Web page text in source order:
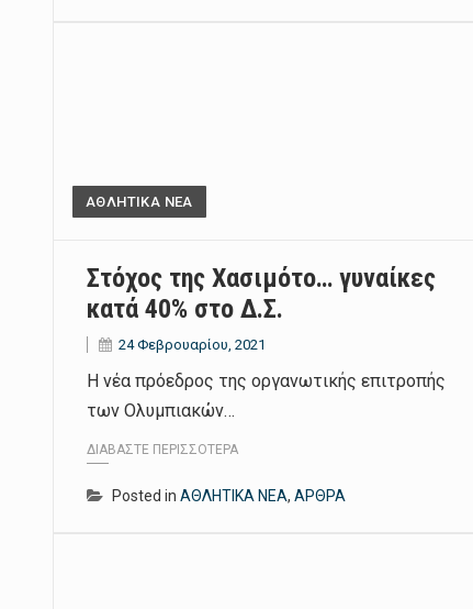
ΑΘΛΗΤΙΚΑ ΝΕΑ
Στόχος της Χασιμότο… γυναίκες
κατά 40% στο Δ.Σ.
24 Φεβρουαρίου, 2021
Η νέα πρόεδρος της οργανωτικής επιτροπής
των Ολυμπιακών…
ΔΙΑΒΆΣΤΕ ΠΕΡΙΣΣΌΤΕΡΑ
Posted in ΑΘΛΗΤΙΚΑ ΝΕΑ, ΑΡΘΡΑ